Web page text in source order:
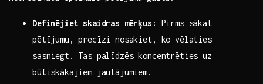
Definējiet skaidras mērķus:
Pirms sākat
pētījumu, precīzi nosakiet, ko ‌vēlaties
sasniegt. Tas palīdzēs koncentrēties uz
būtiskākajiem jautājumiem.